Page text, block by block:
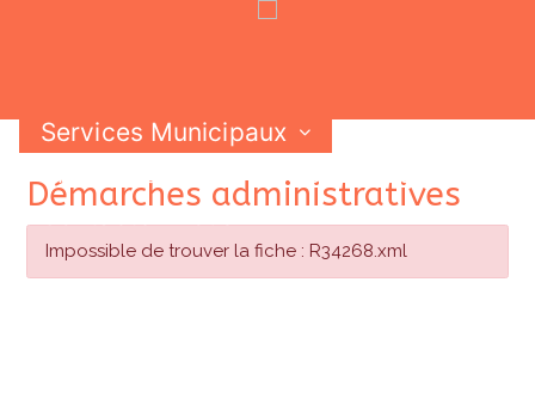
Services Municipaux
Vie Municipale
Vie Pratique
Contactez-nous
Skip
content
Démarches administratives
Impossible de trouver la fiche : R34268.xml